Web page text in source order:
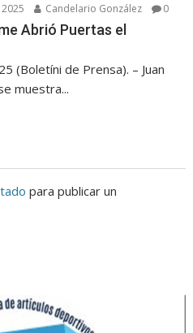
Candelario González 0
Abrió Puertas el
(Boletíni de Prensa). – Juan
muestra...
para publicar un